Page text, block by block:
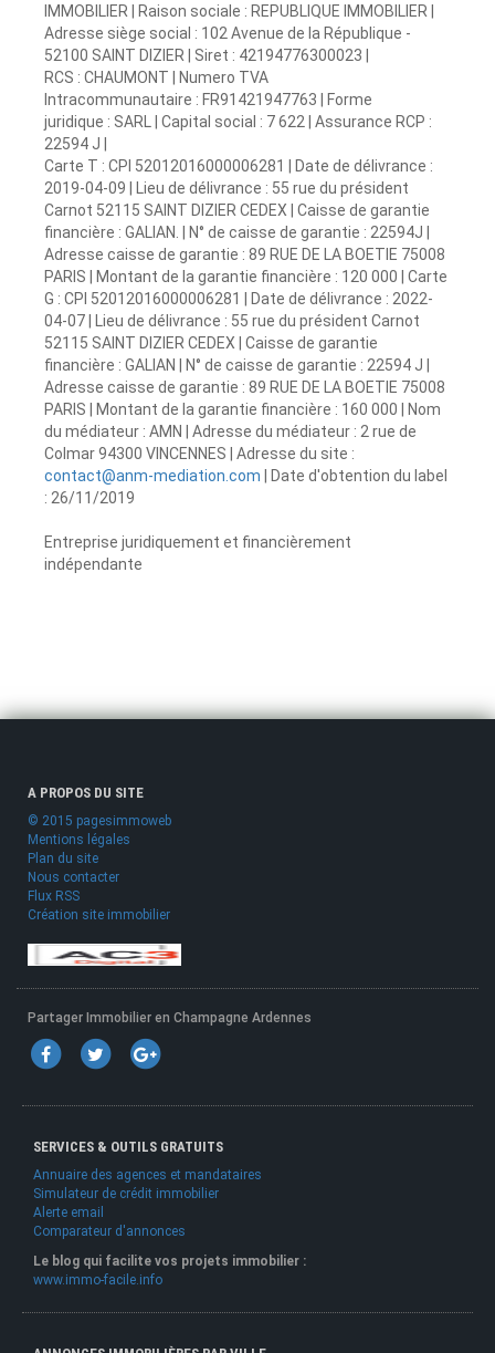
IMMOBILIER | Raison sociale : REPUBLIQUE IMMOBILIER |
Adresse siège social : 102 Avenue de la République -
52100 SAINT DIZIER | Siret : 42194776300023 |
RCS : CHAUMONT | Numero TVA
Intracommunautaire : FR91421947763 | Forme
juridique : SARL | Capital social : 7 622 | Assurance RCP :
22594 J |
Carte T : CPI 52012016000006281 | Date de délivrance :
2019-04-09 | Lieu de délivrance : 55 rue du président
Carnot 52115 SAINT DIZIER CEDEX | Caisse de garantie
financière : GALIAN. | N° de caisse de garantie : 22594J |
Adresse caisse de garantie : 89 RUE DE LA BOETIE 75008
PARIS | Montant de la garantie financière : 120 000 | Carte
G : CPI 52012016000006281 | Date de délivrance : 2022-
04-07 | Lieu de délivrance : 55 rue du président Carnot
52115 SAINT DIZIER CEDEX | Caisse de garantie
financière : GALIAN | N° de caisse de garantie : 22594 J |
Adresse caisse de garantie : 89 RUE DE LA BOETIE 75008
PARIS | Montant de la garantie financière : 160 000 | Nom
du médiateur : AMN | Adresse du médiateur : 2 rue de
Colmar 94300 VINCENNES | Adresse du site :
contact@anm-mediation.com | Date d'obtention du label
: 26/11/2019
Entreprise juridiquement et financièrement
indépendante
A PROPOS DU SITE
© 2015 pagesimmoweb
Mentions légales
Plan du site
Nous contacter
Flux RSS
Création site immobilier
Partager Immobilier en Champagne Ardennes
SERVICES & OUTILS GRATUITS
Annuaire des agences et mandataires
Simulateur de crédit immobilier
Alerte email
Comparateur d'annonces
Le blog qui facilite vos projets immobilier :
www.immo-facile.info